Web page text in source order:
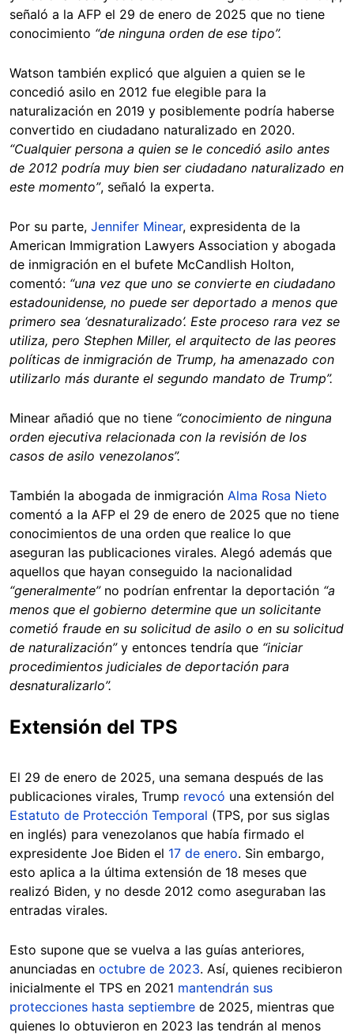
señaló a la AFP el 29 de enero de 2025 que no tiene
conocimiento “de ninguna orden de ese tipo”.
Watson también explicó que alguien a quien se le
concedió asilo en 2012 fue elegible para la
naturalización en 2019 y posiblemente podría haberse
convertido en ciudadano naturalizado en 2020.
“Cualquier persona a quien se le concedió asilo antes
de 2012 podría muy bien ser ciudadano naturalizado en
este momento”, señaló la experta.
Por su parte, Jennifer Minear, expresidenta de la
American Immigration Lawyers Association y abogada
de inmigración en el bufete McCandlish Holton,
comentó: “una vez que uno se convierte en ciudadano
estadounidense, no puede ser deportado a menos que
primero sea ‘desnaturalizado’. Este proceso rara vez se
utiliza, pero Stephen Miller, el arquitecto de las peores
políticas de inmigración de Trump, ha amenazado con
utilizarlo más durante el segundo mandato de Trump”.
Minear añadió que no tiene “conocimiento de ninguna
orden ejecutiva relacionada con la revisión de los
casos de asilo venezolanos”.
También la abogada de inmigración Alma Rosa Nieto
comentó a la AFP el 29 de enero de 2025 que no tiene
conocimientos de una orden que realice lo que
aseguran las publicaciones virales. Alegó además que
aquellos que hayan conseguido la nacionalidad
“generalmente”no podrían enfrentar la deportación “a
menos que el gobierno determine que un solicitante
cometió fraude en su solicitud de asilo o en su solicitud
de naturalización”y entonces tendría que “iniciar
procedimientos judiciales de deportación para
desnaturalizarlo”.
Extensión del TPS
El 29 de enero de 2025, una semana después de las
publicaciones virales, Trump revocó una extensión del
Estatuto de Protección Temporal (TPS, por sus siglas
en inglés) para venezolanos que había firmado el
expresidente Joe Biden el 17 de enero. Sin embargo,
esto aplica a la última extensión de 18 meses que
realizó Biden, y no desde 2012 como aseguraban las
entradas virales.
Esto supone que se vuelva a las guías anteriores,
anunciadas en octubre de 2023. Así, quienes recibieron
inicialmente el TPS en 2021 mantendrán sus
protecciones hasta septiembre de 2025, mientras que
quienes lo obtuvieron en 2023 las tendrán al menos